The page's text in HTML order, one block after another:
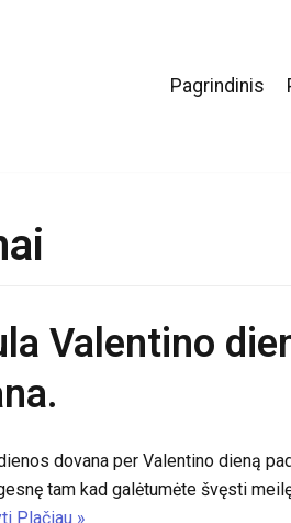
Pagrindinis
Valentino
dovana per Valentino dieną
tam kad galėtumėte švęsti
Plačiau »